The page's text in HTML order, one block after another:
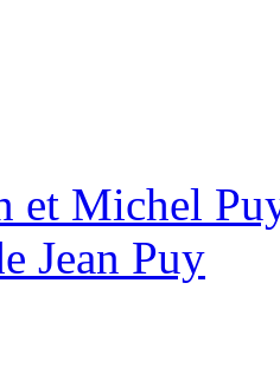
et Michel
Jean Puy